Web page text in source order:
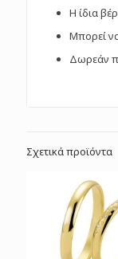
Η ίδια
Μπορεί
Δωρεάν
Σχετικά προϊόντα